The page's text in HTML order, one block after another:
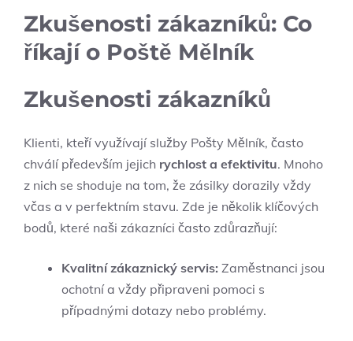
Zkušenosti zákazníků: ⁤Co
říkají o Poště ⁣Mělník
Zkušenosti zákazníků
Klienti,⁣ kteří využívají ​služby Pošty Mělník, často
chválí především⁤ jejich rychlost a efektivitu. Mnoho
z nich se shoduje ​na tom, že ⁣zásilky ⁣dorazily vždy
včas a v perfektním‍ stavu. Zde​ je několik klíčových
bodů, které naši zákazníci často‌ zdůrazňují:
Kvalitní zákaznický‌ servis: Zaměstnanci ‍jsou
ochotní a ⁤vždy připraveni pomoci s
případnými dotazy nebo problémy.